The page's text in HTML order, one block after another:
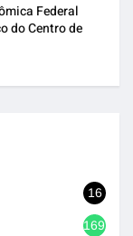
Federal
do Centro de
16
1692